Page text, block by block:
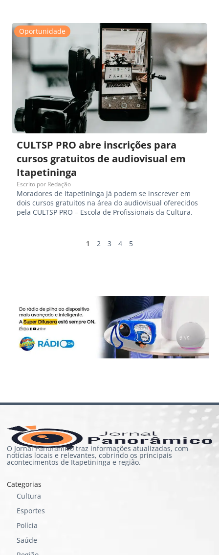
Oportunidade
CULTSP PRO abre inscrições para
cursos gratuitos de audiovisual em
Itapetininga
Escrito por Redação
Moradores de Itapetininga já podem se inscrever em
dois cursos gratuitos na área do audiovisual oferecidos
pela CULTSP PRO – Escola de Profissionais da Cultura.
1 2 3 4 5
O Jornal Panorâmico traz informações atualizadas, com
notícias locais e relevantes, cobrindo os principais
acontecimentos de Itapetininga e região.
Categorias
Cultura
Esportes
Polícia
Saúde